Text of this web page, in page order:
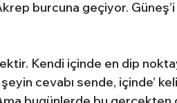
burcuna geçiyor.
Kendi içinde en dip
cevabı sende, içinde’